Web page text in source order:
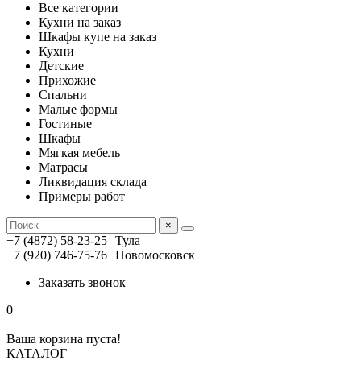
Все категории
Кухни на заказ
Шкафы купе на заказ
Кухни
Детские
Прихожие
Спальни
Малые формы
Гостиные
Шкафы
Мягкая мебель
Матрасы
Ликвидация склада
Примеры работ
×
+7 (4872) 58-23-25 Тула
+7 (920) 746-75-76 Новомосковск
Заказать звонок
0
Ваша корзина пуста!
КАТАЛОГ